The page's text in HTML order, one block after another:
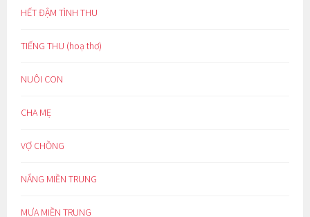
HẾT ĐẬM TÌNH THU
TIẾNG THU (hoạ thơ)
NUÔI CON
CHA MẸ
VỢ CHỒNG
NẮNG MIỀN TRUNG
MƯA MIỀN TRUNG